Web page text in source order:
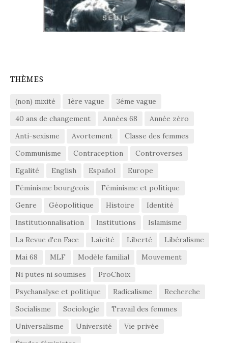
THÈMES
(non) mixité 1ère vague
3éme vague
40 ans de changement
Années 68
Année zéro
Anti-sexisme
Avortement
Classe des femmes
Communisme
Contraception
Controverses
Egalité
English Español
Europe
Féminisme bourgeois
Féminisme et politique
Genre
Géopolitique Histoire
Identité
Institutionnalisation
Institutions
Islamisme
La Revue d'en Face
Laïcité Liberté
Libéralisme
Mai 68
MLF Modèle familial
Mouvement
Ni putes ni soumises
ProChoix
Psychanalyse et politique
Radicalisme
Recherche
Socialisme
Sociologie
Travail des femmes
Universalisme
Université
Vie privée